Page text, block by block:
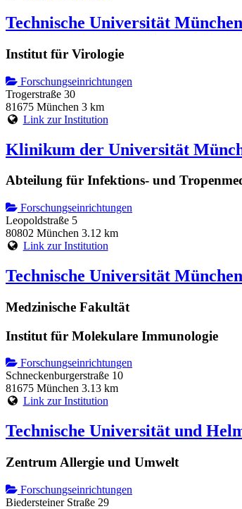
Technische Universität München
Institut für Virologie
Forschungseinrichtungen
Trogerstraße 30
81675 München 3 km
Link zur Institution
Klinikum der Universität
Abteilung für Infektions- und
Forschungseinrichtungen
Leopoldstraße 5
80802 München 3.12 km
Link zur Institution
Technische Universität München
Medzinische Fakultät
Institut für Molekulare Immunologie
Forschungseinrichtungen
Schneckenburgerstraße 10
81675 München 3.13 km
Link zur Institution
Technische Universität und
Zentrum Allergie und Umwelt
Forschungseinrichtungen
Biedersteiner Straße 29